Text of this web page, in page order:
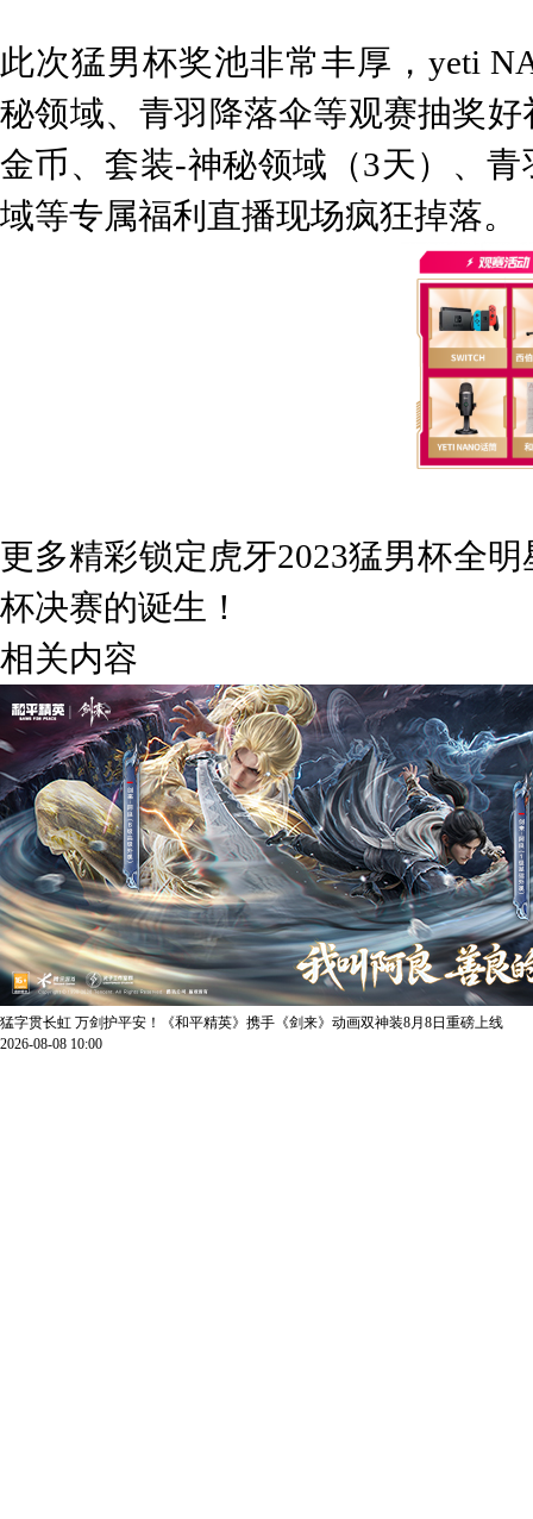
此次猛男杯奖池非常丰厚 ， yeti
秘领域、青羽降落伞等观赛抽奖
金币、套装-神秘领域（3天）、
域等专属福利直播现场疯狂掉落。
更多精彩锁定虎牙2023猛男杯全明
杯决赛的诞生 ！
相关内容
猛字贯长虹 万剑护平安！《和平精英》携手《剑来》动画双神装8月8日重磅上线
2026-08-08 10:00